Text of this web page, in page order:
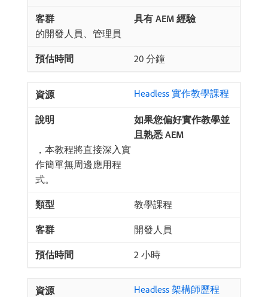
具有 AEM 經驗
​的開發人員、管理員
20 分鐘
Headless 實作教學課程
如果您偏好實作教學並
且熟悉 AEM
，本教程將直接深入實
作簡單無周邊應用程
式。
教學課程
開發人員
2 小時
Headless 架構師歷程